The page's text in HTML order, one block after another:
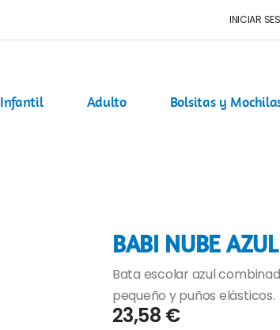
INICIAR
Infantil Adulto Bolsitas y
BABI NUBE AZUL
Bata escolar azul
pequeño y puños elásticos.
23,58 €